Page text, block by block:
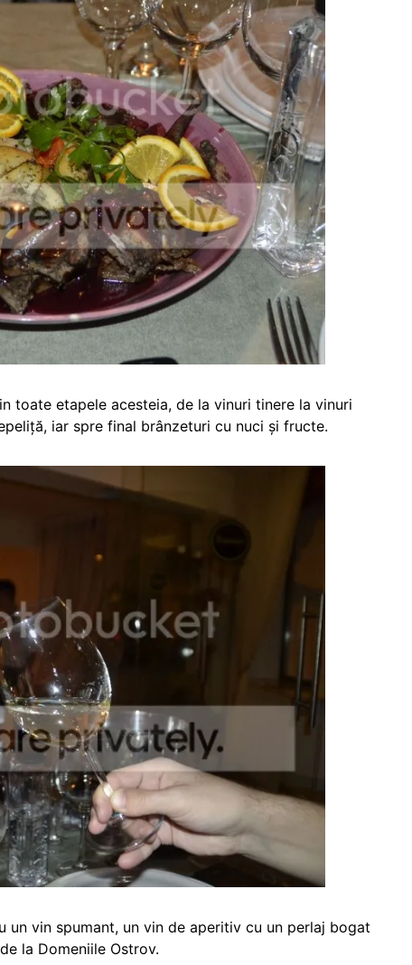
toate etapele acesteia, de la vinuri tinere la vinuri
iar spre final brânzeturi cu nuci și fructe.
vin spumant, un vin de aperitiv cu un perlaj bogat
la Domeniile Ostrov.